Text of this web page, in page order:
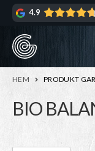
Hoppa
navigering
Hoppa
innehåll
4.9
HEM PRODUKT
BIO